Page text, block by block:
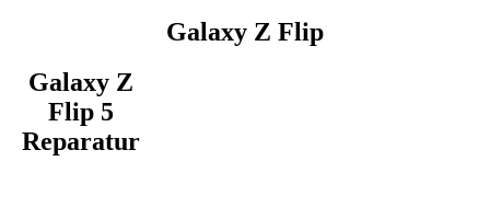
Galaxy Z Flip
Galaxy Z
Flip 5
Reparatur